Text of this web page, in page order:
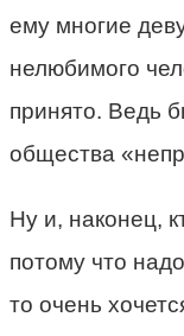
ему многие
нелюбимого
принято. Ведь
общества
Ну и, наконец,
потому что
то очень